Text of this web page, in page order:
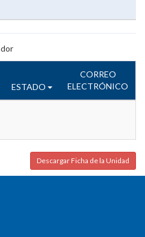
ESTADO
CORREO
ELECTRÓNICO
Descargar Ficha de la Unidad